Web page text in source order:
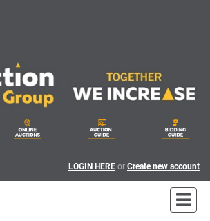
LOGIN HERE or Create new account